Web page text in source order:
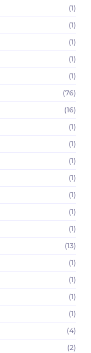
(1)
(1)
(1)
(1)
(1)
(76)
(16)
(1)
(1)
(1)
(1)
(1)
(1)
(1)
(13)
(1)
(1)
(1)
(1)
(4)
(2)